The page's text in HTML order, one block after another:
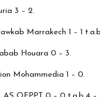
3 – 2.
Marrakech 1 – 1
Houara 0 – 3.
Mohammedia 1 – 0.